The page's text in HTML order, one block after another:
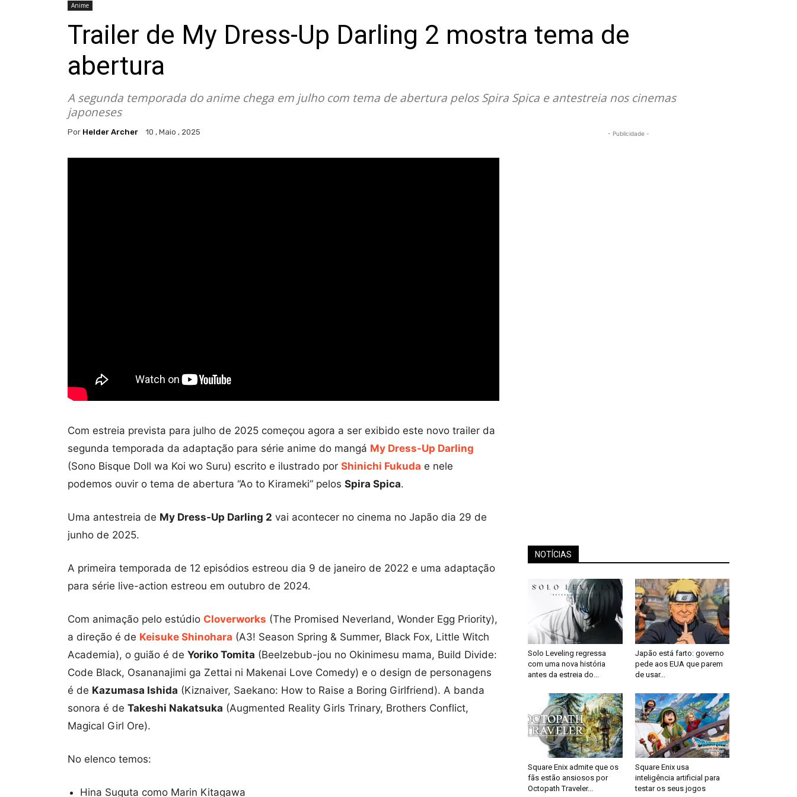
Anime
Trailer de My Dress-Up Darling 2 mostra tema de
abertura
A segunda temporada do anime chega em julho com tema de abertura pelos Spira Spica e antestreia nos cinemas
japoneses
Por Helder Archer 10 , Maio , 2025
Com estreia prevista para julho de 2025 começou agora a ser exibido este novo trailer da
segunda temporada da adaptação para série anime do mangá My Dress-Up Darling
(Sono Bisque Doll wa Koi wo Suru) escrito e ilustrado por Shinichi Fukuda e nele
podemos ouvir o tema de abertura “Ao to Kirameki” pelos Spira Spica.
Uma antestreia de My Dress-Up Darling 2 vai acontecer no cinema no Japão dia 29 de
junho de 2025.
A primeira temporada de 12 episódios estreou dia 9 de janeiro de 2022 e uma adaptação
para série live-action estreou em outubro de 2024.
Com animação pelo estúdio Cloverworks (The Promised Neverland, Wonder Egg Priority),
a direção é de Keisuke Shinohara (A3! Season Spring & Summer, Black Fox, Little Witch
Academia), o guião é de Yoriko Tomita (Beelzebub-jou no Okinimesu mama, Build Divide:
Code Black, Osananajimi ga Zettai ni Makenai Love Comedy) e o design de personagens
é de Kazumasa Ishida (Kiznaiver, Saekano: How to Raise a Boring Girlfriend). A banda
sonora é de Takeshi Nakatsuka (Augmented Reality Girls Trinary, Brothers Conflict,
Magical Girl Ore).
No elenco temos:
Hina Suguta como Marin Kitagawa
- Publicidade -
NOTÍCIAS
Solo Leveling regressa
com uma nova história
antes da estreia do...
Japão está farto: governo
pede aos EUA que parem
de usar...
Square Enix admite que os
fãs estão ansiosos por
Octopath Traveler...
Square Enix usa
inteligência artificial para
testar os seus jogos